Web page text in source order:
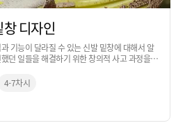
디자인
기능이 달라질 수 있는 신발 밑창에 대해서 알
던 일들을 해결하기 위한 창의적 사고 과정을
4-7차시